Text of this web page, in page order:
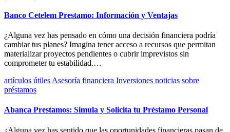
Banco Cetelem Prestamo: Información y Ventajas
¿Alguna vez has pensado en cómo una decisión financiera podría
cambiar tus planes? Imagina tener acceso a recursos que permitan
materializar proyectos pendientes o cubrir imprevistos sin
comprometer tu estabilidad.…
artículos útiles Asesoría financiera Inversiones noticias sobre
préstamos
Abanca Prestamos: Simula y Solicita tu Préstamo Personal
¿Alguna vez has sentido que las oportunidades financieras pasan de